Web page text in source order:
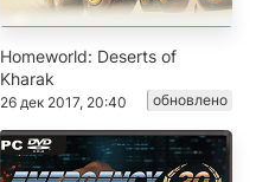
Homeworld: Deserts of
Kharak
26 дек 2017, 20:40 обновлено